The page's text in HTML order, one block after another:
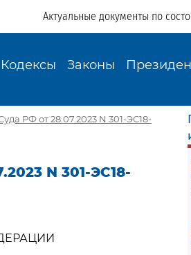
Актуальные документы по
Кодексы Законы
РФ от 28.07.2023 N 301-ЭС18-
N 301-ЭС18-